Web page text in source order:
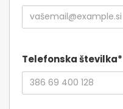
Telefonska številka*